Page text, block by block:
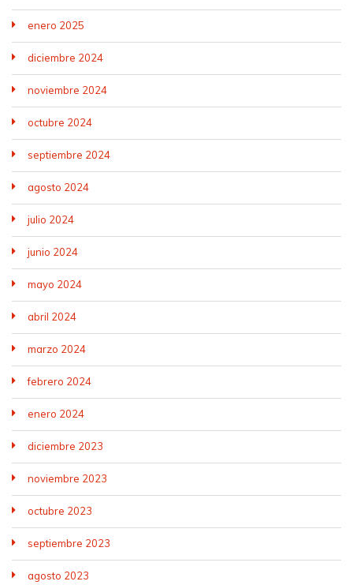
enero 2025
diciembre 2024
noviembre 2024
octubre 2024
septiembre 2024
agosto 2024
julio 2024
junio 2024
mayo 2024
abril 2024
marzo 2024
febrero 2024
enero 2024
diciembre 2023
noviembre 2023
octubre 2023
septiembre 2023
agosto 2023